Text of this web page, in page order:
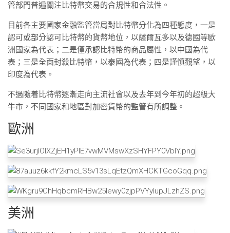
管部門普遍關注比特幣交易的合規性和合法性。
目前各主要國家金融監管當局對比特幣分化為四種態度，一是
認可或部分認可比特幣的貨幣地位，以薩爾瓦多以及德國等歐
洲國家為代表；二是僅承認比特幣的商品屬性，以中國為代
表；三是全面封殺比特幣，以泰國為代表；四是謹慎觀望，以
印度為代表。
不過隨着比特幣逐漸走向主流社會以及去年到今年初的超級大
牛市，不同國家和地區對加密貨幣的監管有所調整。
歐洲
美洲